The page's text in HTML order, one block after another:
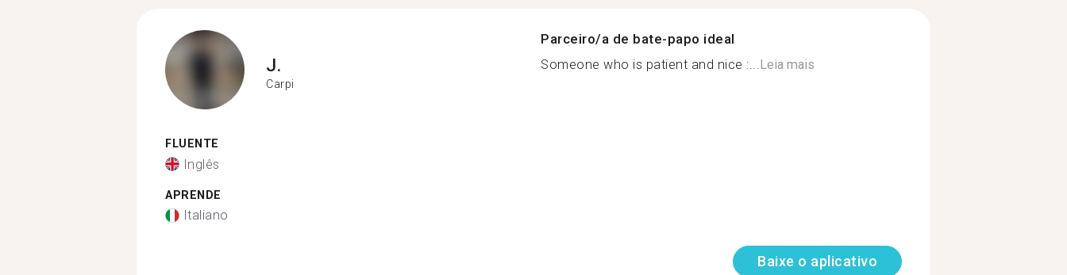
J.
Carpi
FLUENTE
Inglês
APRENDE
Italiano
Parceiro/a de bate-papo ideal
Someone who is patient and nice :...Leia mais
Baixe o aplicativo